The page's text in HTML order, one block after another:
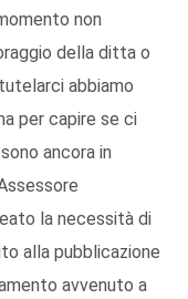
non
della ditta o
abbiamo
per capire se ci
ancora in
la necessità di
alla pubblicazione
avvenuto a